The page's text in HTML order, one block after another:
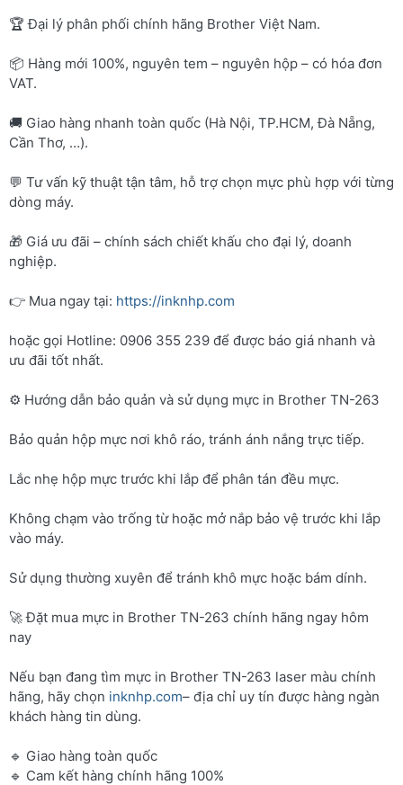
🏆 Đại lý phân phối chính hãng Brother Việt Nam.
📦 Hàng mới 100%, nguyên tem – nguyên hộp – có hóa đơn
VAT.
🚚 Giao hàng nhanh toàn quốc (Hà Nội, TP.HCM, Đà Nẵng,
Cần Thơ, …).
💬 Tư vấn kỹ thuật tận tâm, hỗ trợ chọn mực phù hợp với từng
dòng máy.
🎁 Giá ưu đãi – chính sách chiết khấu cho đại lý, doanh
nghiệp.
👉 Mua ngay tại: https://inknhp.com
hoặc gọi Hotline: 0906 355 239 để được báo giá nhanh và
ưu đãi tốt nhất.
⚙️ Hướng dẫn bảo quản và sử dụng mực in Brother TN-263
Bảo quản hộp mực nơi khô ráo, tránh ánh nắng trực tiếp.
Lắc nhẹ hộp mực trước khi lắp để phân tán đều mực.
Không chạm vào trống từ hoặc mở nắp bảo vệ trước khi lắp
vào máy.
Sử dụng thường xuyên để tránh khô mực hoặc bám dính.
🚀 Đặt mua mực in Brother TN-263 chính hãng ngay hôm
nay
Nếu bạn đang tìm mực in Brother TN-263 laser màu chính
hãng, hãy chọn inknhp.com– địa chỉ uy tín được hàng ngàn
khách hàng tin dùng.
🔹 Giao hàng toàn quốc
🔹 Cam kết hàng chính hãng 100%